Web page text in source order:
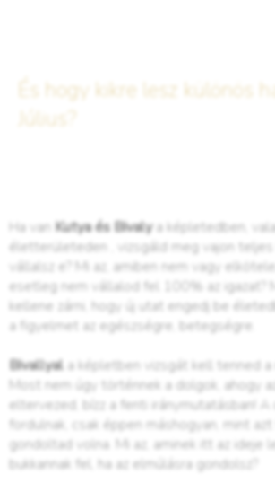
És hogy kikre lesz különös
Július?
Ha van Kutya és Bivalya képletedben,
életterületeden , vizsgáld meg vajon
vállalsz e? Mi az, amiben nem vagy
esetleg nem vállalod fel 100% az igazat?
kellene zárni, hogy új utat engedj be
a figyelmet az egészségre, betegségre.
Bivallyal a képletben vizsgát kell tenned a
Most nem úgy történnek a dolgok, ahogy
eltervezed, bízz a fenti iránymutatásban!
fordulnak, csak éppen máshogyan, mint
gondoltad volna. Mi az, aminek itt az ideje
bukkannak fel, ha az elmúlásra gondolsz?